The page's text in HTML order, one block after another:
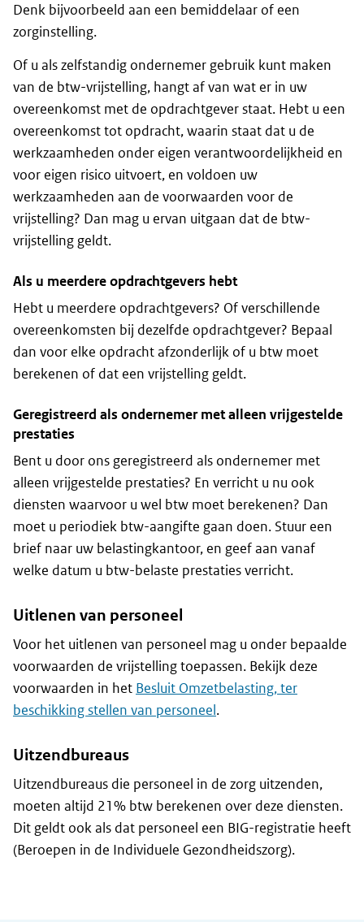
Denk bijvoorbeeld aan een bemiddelaar of een
zorginstelling.
Of u als zelfstandig ondernemer gebruik kunt maken
van de btw-vrijstelling, hangt af van wat er in uw
overeenkomst met de opdrachtgever staat. Hebt u een
overeenkomst tot opdracht, waarin staat dat u de
werkzaamheden onder eigen verantwoordelijkheid en
voor eigen risico uitvoert, en voldoen uw
werkzaamheden aan de voorwaarden voor de
vrijstelling? Dan mag u ervan uitgaan dat de btw-
vrijstelling geldt.
Als u meerdere opdrachtgevers hebt
Hebt u meerdere opdrachtgevers? Of verschillende
overeenkomsten bij dezelfde opdrachtgever? Bepaal
dan voor elke opdracht afzonderlijk of u btw moet
berekenen of dat een vrijstelling geldt.
Geregistreerd als ondernemer met alleen vrijgestelde
prestaties
Bent u door ons geregistreerd als ondernemer met
alleen vrijgestelde prestaties? En verricht u nu ook
diensten waarvoor u wel btw moet berekenen? Dan
moet u periodiek btw-aangifte gaan doen. Stuur een
brief naar uw belastingkantoor, en geef aan vanaf
welke datum u btw-belaste prestaties verricht.
Uitlenen van personeel
Voor het uitlenen van personeel mag u onder bepaalde
voorwaarden de vrijstelling toepassen. Bekijk deze
voorwaarden in het Besluit Omzetbelasting, ter
beschikking stellen van personeel.
Uitzendbureaus
Uitzendbureaus die personeel in de zorg uitzenden,
moeten altijd 21% btw berekenen over deze diensten.
Dit geldt ook als dat personeel een BIG-registratie heeft
(Beroepen in de Individuele Gezondheidszorg).